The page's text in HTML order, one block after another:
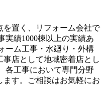
置く、リフォーム会社で
実績1000棟以上の実績あ
ーム工事・水廻り・外構
店として地域密着店とし
各工事において専門分野
す。ご相談はお気軽にお